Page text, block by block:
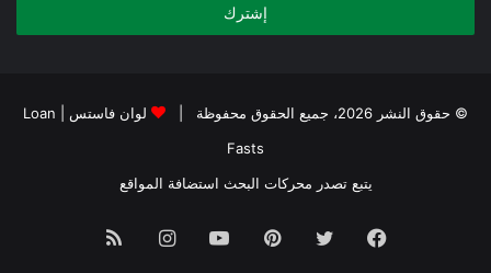
© حقوق النشر 2026، جميع الحقوق محفوظة | لوان فاستس
Loan
Fasts
يتبعتصدر محركات البحث استضافة المواقع
فيسبوك تويتر بينتيريست
يوتيوبانستقرامملخص